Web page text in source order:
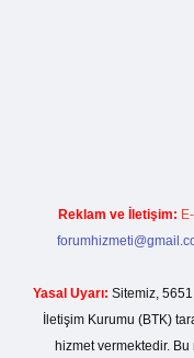
Reklam ve İletişim:
Yasal Uyarı: Sitemiz,
İletişim Kurumu (BTK)
hizmet vermektedir.